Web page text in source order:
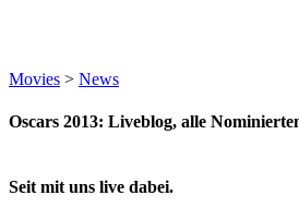
Movies > News
Oscars 2013: Liveblog, alle
Seit mit uns live dabei.